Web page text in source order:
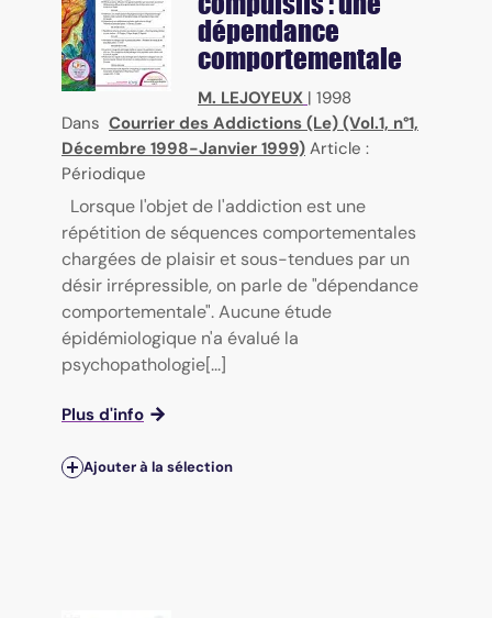
dépendance
comportementale
M. LEJOYEUX | 1998
Dans Courrier des Addictions (Le) (Vol.1, n°1,
Décembre 1998-Janvier 1999) Article :
Périodique
Lorsque l'objet de l'addiction est une
répétition de séquences comportementales
chargées de plaisir et sous-tendues par un
désir irrépressible, on parle de "dépendance
comportementale". Aucune étude
épidémiologique n'a évalué la
psychopathologie[...]
Plus d'info
Ajouter à la sélection